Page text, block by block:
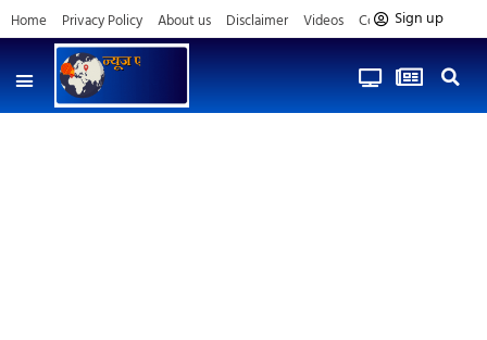
Home Privacy Policy About us Disclaimer Videos Contact us
Sign up